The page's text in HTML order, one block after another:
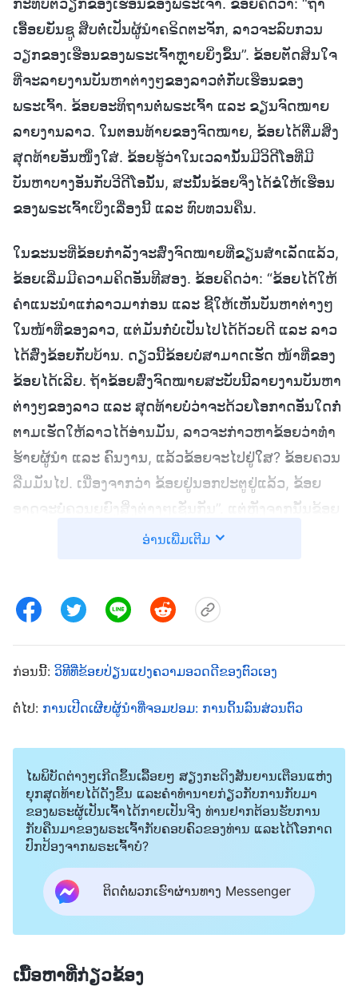
ເອື້ອຍຍັນຊູ ສືບຕໍ່ເປັນຜູ້ນໍາຄຣິດຕະຈັກ, ລາວຈະລົບກວນ
ວຽກຂອງເຮືອນຂອງພຣະເຈົ້າຫຼາຍຍິ່ງຂຶ້ນ”. ຂ້ອຍຕັດສິນໃຈ
ທີ່ຈະລາຍງານບັນຫາຕ່າງໆຂອງລາວຕໍ່ກັບເຮືອນຂອງ
ພຣະເຈົ້າ. ຂ້ອຍອະທິຖານຕໍ່ພຣະເຈົ້າ ແລະ ຂຽນຈົດໝາຍ
ລາຍງານລາວ. ໃນຕອນທ້າຍຂອງຈົດໝາຍ, ຂ້ອຍໄດ້ຕື່ມສິ່ງ
ສຸດທ້າຍອັນໜຶ່ງໃສ່. ຂ້ອຍຮູ້ວ່າໃນເວລານັ້ນມີວິດີໂອທີ່ມີ
ບັນຫາບາງອັນກັບວີດີໂອນັ້ນ, ສະນັ້ນຂ້ອຍຈຶ່ງໄດ້ຂໍໃຫ້ເຮືອນ
ຂອງພຣະເຈົ້າເບິ່ງເລື່ອງນີ້ ແລະ ທົບທວນຄືນ.
ໃນຂະນະທີ່ຂ້ອຍກໍາລັງຈະສົ່ງຈົດໝາຍທີ່ຂຽນສໍາເລັດແລ້ວ,
ຂ້ອຍເລີ່ມມີຄວາມຄິດອັນທີສອງ. ຂ້ອຍຄິດວ່າ: “ຂ້ອຍໄດ້ໃຫ້
ຄໍາແນະນໍາແກ່ລາວມາກ່ອນ ແລະ ຊີ້ໃຫ້ເຫັນບັນຫາຕ່າງໆ
ໃນໜ້າທີ່ຂອງລາວ, ແຕ່ມັນກໍ່ບໍ່ເປັນໄປໄດ້ດ້ວຍດີ ແລະ ລາວ
ໄດ້ສົ່ງຂ້ອຍກັບບ້ານ. ດຽວນີ້ຂ້ອຍບໍ່ສາມາດເຮັດ ໜ້າທີ່ຂອງ
ຂ້ອຍໄດ້ເລີຍ. ຖ້າຂ້ອຍສົ່ງຈົດໝາຍສະບັບນີ້ລາຍງານບັນຫາ
ຕ່າງໆຂອງລາວ ແລະ ສຸດທ້າຍບໍ່ວ່າຈະດ້ວຍໂອກາດອັນໃດກໍ່
ຕາມເຮັດໃຫ້ລາວໄດ້ອ່ານມັນ, ລາວຈະກ່າວຫາຂ້ອຍວ່າທໍາ
ຮ້າຍຜູ້ນໍາ ແລະ ຄົນງານ, ແລ້ວຂ້ອຍຈະໄປຢູ່ໃສ? ຂ້ອຍຄວນ
ລືມມັນໄປ. ເນື່ອງຈາກວ່າ ຂ້ອຍຢູ່ນອກປະຕູຢູ່ແລ້ວ, ຂ້ອຍ
ອາດຈະບໍ່ຄວນຍຸຍົງສິ່ງຕ່າງໆເຊັ່ນກັນ”. ແຕ່ຫຼັງຈາກນັ້ນຂ້ອຍ
ຄິດວ່າ: “ມື້ນີ້ພຣະເຈົ້າໄດ້ຊີ້ນໍາຂ້ອຍເພື່ອໃຫ້ເຫັນວ່າ ເອື້ອຍ
ພຣະເຈົ້າ ແລະ ບັນດາອ້າຍເອື້ອຍນ້ອງທີ່ປະສົບກັບຄວາມທຸກ
ເປັນຜູ້ກໍ່ຄວາມຊົ່ວບໍ?” ຂ້ອຍຮູ້ສຶກຂັດແຍ້ງແທ້ໆກັບຜົນ
ນ້ອງທີ່ຢູ່ດ້ານໜຶ່ງ ແລະ ໂອກາດຕ່າງໆໃນອະນາຄົດຂອງຂ້ອຍ
ເພື່ອອະທິຖານ, ຂໍໃຫ້ພຣະອົງນໍາພາຂ້ອຍໄປສູ່ເສັ້ນທາງທີ່
ຖືກຕ້ອງ. ຕໍ່ມາຂ້ອຍກໍ່ໄດ້ອ່ານບົດຄວາມຈາກພຣະທໍາຂອງ
ພຣະເຈົ້າ: “ເຈົ້າຕ້ອງມີຄວາມປາຖະໜາ ແລະ ຄວາມ
ກ້າຫານທີ່ຈະຖືກເຮັດໃຫ້ສົມບູນ ແລະ ບໍ່ຄວນຄິດຢູ່ສະເໝີ
ວ່າ ຕົວເຈົ້າເອງບໍ່ມີຄວາມສາມາດ. ຄວາມຈິງມີຄວາມລໍາ
ອຽງບໍ? ຄວາມຈິງສາມາດຕໍ່ຕ້ານຄົນໂດຍເຈດຕະນາໄດ້ບໍ?
ເກີດຄວາມໜັກໃຈໄດ້ບໍ? ຖ້າເຈົ້າຍຶດໝັ້ນເພື່ອຄວາມຍຸຕິທຳ,
ອ່ານເພີ່ມເຕີມ
ກ່ອນນີ້: ວິທີທີ່ຂ້ອຍປ່ຽນແປງຄວາມອວດດີຂອງຕົວເອງ
ຕໍ່ໄປ: ການເປີດເຜີຍຜູ້ນຳທີ່ຈອມປອມ: ການດິ້ນລົນສ່ວນຕົວ
ໄພພິບັດຕ່າງໆເກີດຂຶ້ນເລື້ອຍໆ ສຽງກະດິງສັນຍານເຕືອນແຫ່ງ
ຍຸກສຸດທ້າຍໄດ້ດັງຂຶ້ນ ແລະຄໍາທໍານາຍກ່ຽວກັບການກັບມາ
ຂອງພຣະຜູ້ເປັນເຈົ້າໄດ້ກາຍເປັນຈີງ ທ່ານຢາກຕ້ອນຮັບການ
ກັບຄືນມາຂອງພຣະເຈົ້າກັບຄອບຄົວຂອງທ່ານ ແລະໄດ້ໂອກາດ
ປົກປ້ອງຈາກພຣະເຈົ້າບໍ?
ຕິດຕໍ່ພວກເຮົາຜ່ານທາງ Messenger
ເນື້ອຫາທີ່ກ່ຽວຂ້ອງ